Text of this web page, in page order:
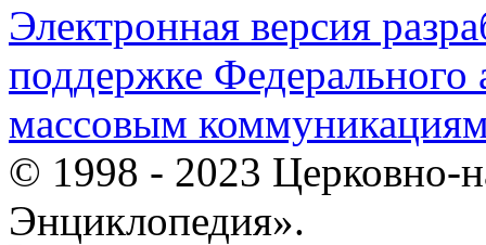
Электронная версия
поддержке Федерального
массовым
© 1998 - 2023 Церковно-
Энциклопедия».